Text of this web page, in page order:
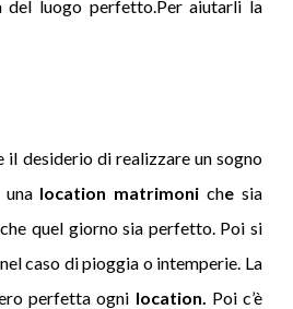
del luogo perfetto.Per aiutarli la
il desiderio di realizzare un sogno
location matrimoni che sia
quel giorno sia perfetto. Poi si
caso di pioggia o intemperie. La
perfetta ogni location. Poi c’è